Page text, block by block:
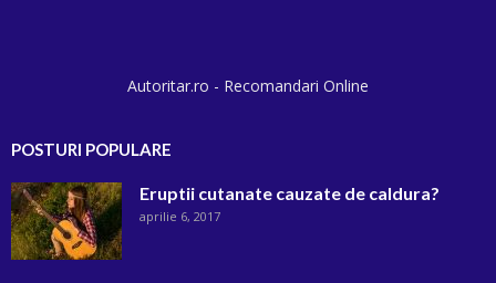
Autoritar.ro - Recomandari Online
POSTURI POPULARE
Eruptii cutanate cauzate de caldura?
aprilie 6, 2017